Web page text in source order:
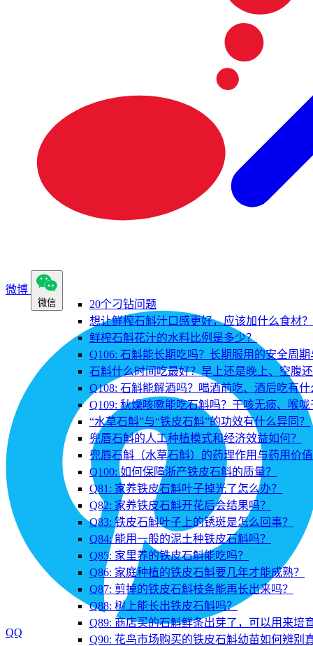
20个刁钻问题
想让鲜榨石斛汁口感更好，应该加什么食材？
鲜榨石斛花汁的水料比例是多少？
Q106: 石斛能长期吃吗？长期服用的安全周
石斛什么时间吃最好？早上还是晚上、空腹
Q108: 石斛能解酒吗？喝酒前吃、酒后吃有
Q109: 秋燥咳嗽能吃石斛吗？干咳无痰、喉
“水草石斛”与“铁皮石斛”的功效有什么异同？
兜唇石斛的人工种植模式和经济效益如何？
兜唇石斛（水草石斛）的药理作用与药用价
Q100: 如何保障浙产铁皮石斛的质量？
Q81: 家养铁皮石斛叶子掉光了怎么办？
Q82: 家养铁皮石斛开花后会结果吗？
Q83: 铁皮石斛叶子上的锈斑是怎么回事？
Q84: 能用一般的泥土种铁皮石斛吗？
Q85: 家里养的铁皮石斛能吃吗？
Q86: 家庭种植的铁皮石斛要几年才能成熟？
Q87: 剪掉的铁皮石斛枝条能再长出来吗？
Q88: 树上能长出铁皮石斛吗？
Q89: 商店买的石斛鲜条出芽了，可以用来培
Q90: 花鸟市场购买的铁皮石斛幼苗如何辨别
微博
微信
QQ